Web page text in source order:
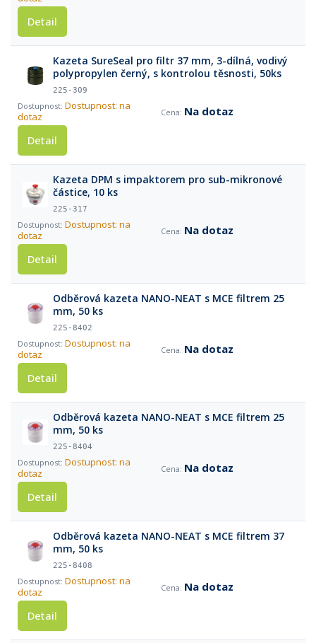
Detail
Kazeta SureSeal pro filtr 37 mm, 3-dílná, vodivý
polypropylen černý, s kontrolou těsnosti, 50ks
225-309
Dostupnost: na
dotaz
Na dotaz
Detail
Kazeta DPM s impaktorem pro sub-mikronové
částice, 10 ks
225-317
Dostupnost: na
dotaz
Na dotaz
Detail
Odběrová kazeta NANO-NEAT s MCE filtrem 25
mm, 50 ks
225-8402
Dostupnost: na
dotaz
Na dotaz
Detail
Odběrová kazeta NANO-NEAT s MCE filtrem 25
mm, 50 ks
225-8404
Dostupnost: na
dotaz
Na dotaz
Detail
Odběrová kazeta NANO-NEAT s MCE filtrem 37
mm, 50 ks
225-8408
Dostupnost: na
dotaz
Na dotaz
Detail